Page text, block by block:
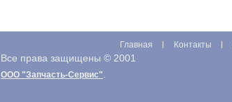
Главная Контакты
Все права защищены © 2001
ООО "Запчасть-Сервис"